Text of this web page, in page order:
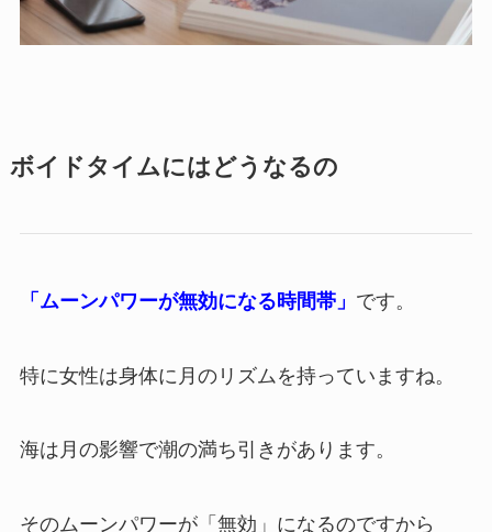
ボイドタイムにはどうなるの
「ムーンパワーが無効になる時間帯」 です。
特に女性は身体に月のリズムを持っていますね。
海は月の影響で潮の満ち引きがあります。
そのムーンパワーが「無効」になるのですから